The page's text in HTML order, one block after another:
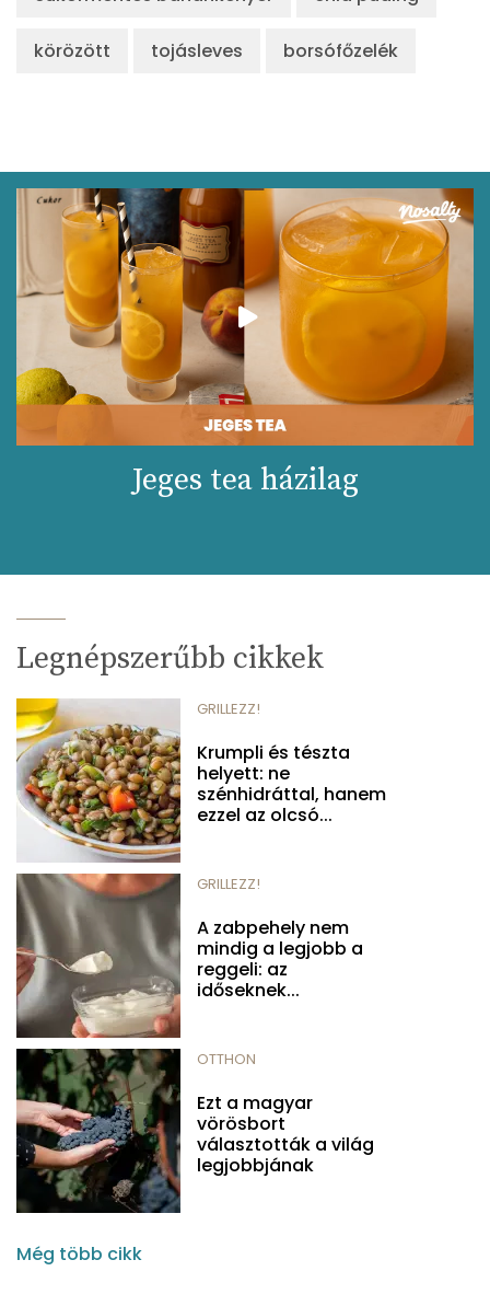
körözött tojásleves borsófőzelék
Jeges tea házilag
Legnépszerűbb cikkek
GRILLEZZ!
Krumpli és tészta
helyett: ne
szénhidráttal, hanem
ezzel az olcsó...
GRILLEZZ!
A zabpehely nem
mindig a legjobb a
reggeli: az
időseknek...
OTTHON
Ezt a magyar
vörösbort
választották a világ
legjobbjának
Még több cikk